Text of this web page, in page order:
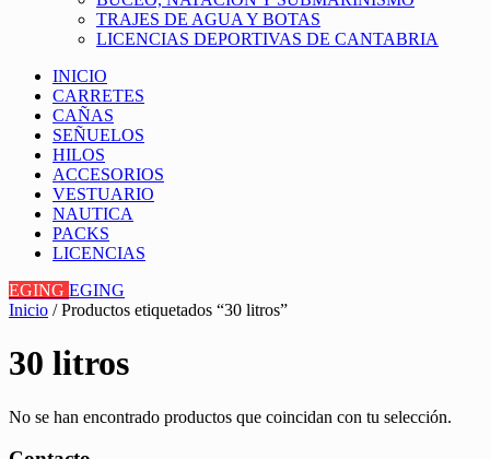
TRAJES DE AGUA Y BOTAS
LICENCIAS DEPORTIVAS DE CANTABRIA
INICIO
CARRETES
CAÑAS
SEÑUELOS
HILOS
ACCESORIOS
VESTUARIO
NAUTICA
PACKS
LICENCIAS
EGING EGING
Inicio / Productos etiquetados “30 litros”
30 litros
No se han encontrado productos que coincidan con tu selección.